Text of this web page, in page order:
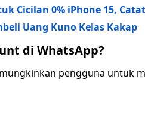
Cicilan 0% iPhone 15,
Uang Kuno Kelas Kakap
di WhatsApp?
pengguna untuk